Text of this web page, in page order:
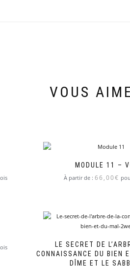
VOUS
MODULE 11 –
À partir de : 66,00€
LE SECRET DE
CONNAISSANCE DU BIEN
DÎME ET LE